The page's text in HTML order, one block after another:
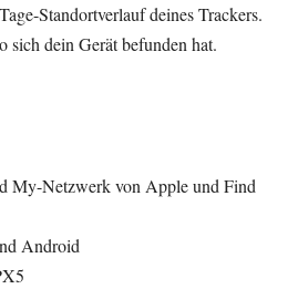
Standortverlauf deines Trackers.
sich dein Gerät befunden hat.
My-Netzwerk von Apple und Find
Android